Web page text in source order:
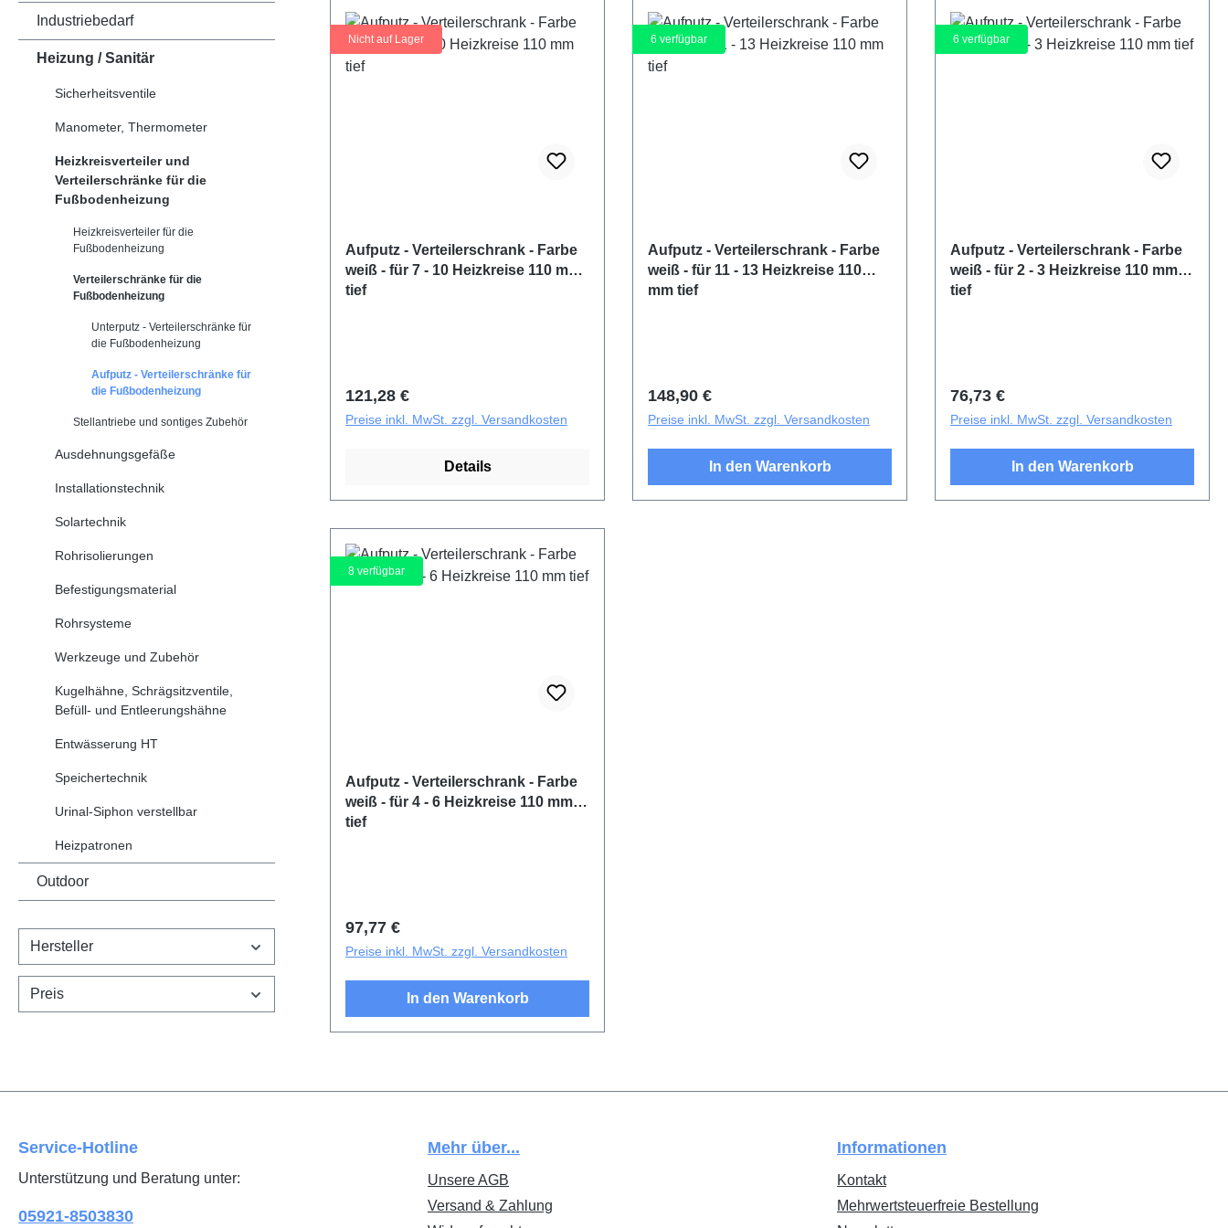
Industriebedarf
Heizung / Sanitär
Sicherheitsventile
Manometer, Thermometer
Heizkreisverteiler und
Verteilerschränke für die
Fußbodenheizung
Heizkreisverteiler für die
Fußbodenheizung
Verteilerschränke für die
Fußbodenheizung
Unterputz - Verteilerschränke für
die Fußbodenheizung
Aufputz - Verteilerschränke für
die Fußbodenheizung
Stellantriebe und sontiges Zubehör
Ausdehnungsgefäße
Installationstechnik
Solartechnik
Rohrisolierungen
Befestigungsmaterial
Rohrsysteme
Werkzeuge und Zubehör
Kugelhähne, Schrägsitzventile,
Befüll- und Entleerungshähne
Entwässerung HT
Speichertechnik
Urinal-Siphon verstellbar
Heizpatronen
Outdoor
Hersteller
Preis
Nicht auf Lager
Aufputz - Verteilerschrank - Farbe
weiß - für 7 - 10 Heizkreise 110 mm
tief
Regulärer Preis:
121,28 €
Preise inkl. MwSt. zzgl. Versandkosten
Details
6 verfügbar
Aufputz - Verteilerschrank - Farbe
weiß - für 11 - 13 Heizkreise 110
mm tief
Regulärer Preis:
148,90 €
Preise inkl. MwSt. zzgl. Versandkosten
In den Warenkorb
6 verfügbar
Aufputz - Verteilerschrank - Farbe
weiß - für 2 - 3 Heizkreise 110 mm
tief
Regulärer Preis:
76,73 €
Preise inkl. MwSt. zzgl. Versandkosten
In den Warenkorb
8 verfügbar
Aufputz - Verteilerschrank - Farbe
weiß - für 4 - 6 Heizkreise 110 mm
tief
Regulärer Preis:
97,77 €
Preise inkl. MwSt. zzgl. Versandkosten
In den Warenkorb
Service-Hotline
Unterstützung und Beratung unter:
05921-8503830
Mehr über...
Unsere AGB
Versand & Zahlung
Informationen
Kontakt
Mehrwertsteuerfreie Bestellung